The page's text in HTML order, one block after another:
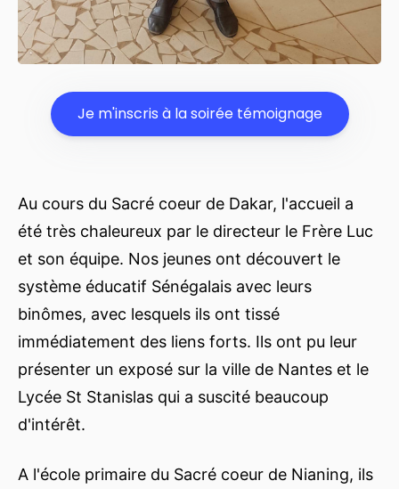
Je m'inscris à la soirée témoignage
Au cours du Sacré coeur de Dakar, l'accueil a
été très chaleureux par le directeur le Frère Luc
et son équipe. Nos jeunes ont découvert le
système éducatif Sénégalais avec leurs
binômes, avec lesquels ils ont tissé
immédiatement des liens forts. Ils ont pu leur
présenter un exposé sur la ville de Nantes et le
Lycée St Stanislas qui a suscité beaucoup
d'intérêt.
A l'école primaire du Sacré coeur de Nianing, ils